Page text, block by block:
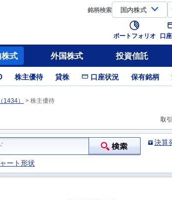
銘柄検索
ポートフォリオ 口
式 外国株式 投資信託
株主優待 貸株 口座状況 保有銘柄
1434） > 株主優待
取
決算
ート形状